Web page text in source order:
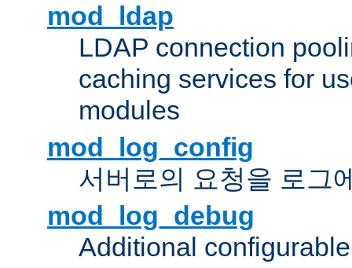
mod_ldap
LDAP connection
caching services for
modules
mod_log_config
서버로의 요청을 로그
mod_log_debug
Additional